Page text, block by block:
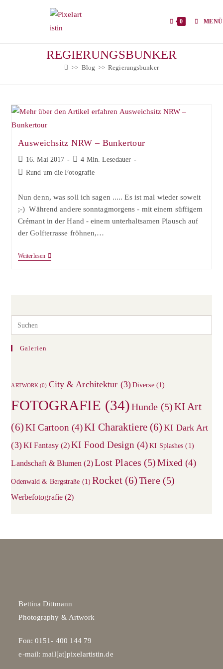
0 MENÜ
REGIERUNGSBUNKER
>> Blog >> Regierungsbunker
Ausweichsitz NRW – Bunkertour
Beitrag
veröffentlicht:
16. Mai 2017 Lesedauer:
4 Min. Lesedauer
Beitrags-
Rund um die Fotografie
Nun denn, was soll ich sagen ..... Es ist mal wieder soweit
;-) Während andere sonntagmorgens - mit einem süffigem
Crémant in der Hand - einem unterhaltsamen Plausch auf
der Golfterrasse fröhnen,…
WeiterlesenAusweichsitz
Galerien
ARTWORK (0) City & Architektur (3)Diverse(1)
FOTOGRAFIE (34)Hunde (5)KI Art
(6)KI Cartoon (4)KI Charaktiere(6) KI Dark Art
(3)KI Fantasy(2)KI Food Design (4) KI Splashes (1)
Landschaft & Blumen (2)Lost Places (5) Mixed (4)
Odenwald & Bergstraße (1) Rocket(6)Tiere(5)
Werbefotografie(2)
Bettina Dittmann
Photography & Artwork
Fon: 0151- 400 144 79
e-mail: mail[at]pixelartistin.de